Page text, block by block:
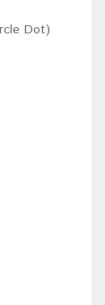
Dot)